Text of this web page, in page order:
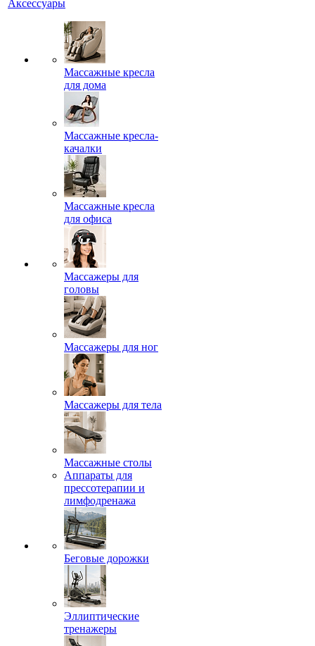
Аксессуары
Массажные кресла
для дома
Массажные кресла-
качалки
Массажные кресла
для офиса
Массажеры для
головы
Массажеры для ног
Массажеры для тела
Массажные столы
Аппараты для
прессотерапии и
лимфодренажа
Беговые дорожки
Эллиптические
тренажеры